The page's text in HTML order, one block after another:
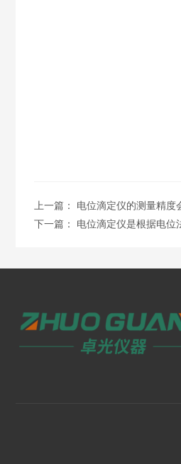
上一篇： 电位滴定仪的测量精度
下一篇： 电位滴定仪是根据电位